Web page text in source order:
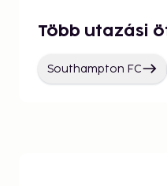
Több utazási
Southampton FC